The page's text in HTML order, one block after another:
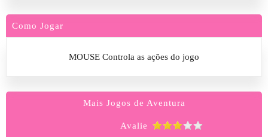
Como Jogar
MOUSE Controla as ações do jogo
Mais Jogos de Aventura
Avalie